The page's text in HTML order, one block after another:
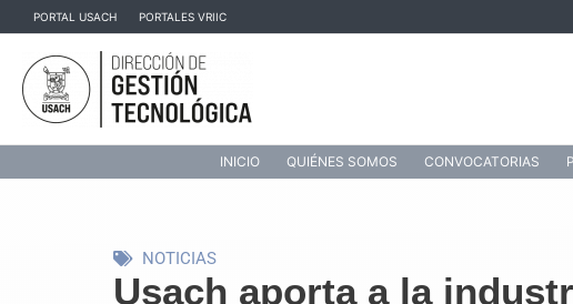
al
contenido
PORTAL USACH PORTALES VRIIC
INICIO QUIÉNES SOMOS CONVOCATORIAS
NOTICIAS
Usach aporta a la